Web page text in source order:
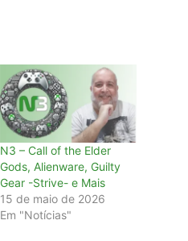
N3 – Call of the Elder
Gods, Alienware, Guilty
Gear -Strive- e Mais
15 de maio de 2026
Em "Notícias"